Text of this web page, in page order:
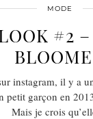
MODE
#2
instagram, il y a
petit garçon en
Mais je crois